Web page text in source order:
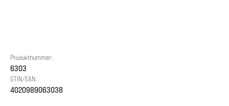
Produktnummer:
6303
GTIN/EAN:
4020989063038